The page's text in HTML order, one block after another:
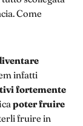
Come
infatti
fortemente
poter fruire
fruire in